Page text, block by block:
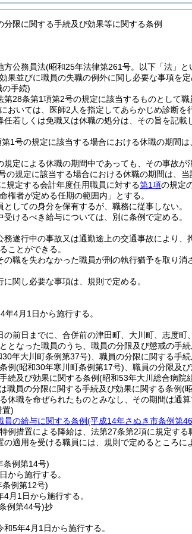
分限に関する手続及び効果等に関する条例
方公務員法(昭和25年法律第261号。以下「法」と
果並びに職員の失職の例外に関し必要な事項を定
の手続)
第28条第1項第2号の規定に該当するものとして
おいては、医師2人を指定してあらかじめ診断を
任若しくは免職又は休職の処分は、その旨を記載
1号の規定に該当する場合における休職の期間
規定による休職の期間中であっても、その事故が
の規定に該当する場合における休職の期間は、当
規定する会計年度任用職員に対する第1項の規定
権者が定める任期の範囲内」とする。
としての身分を保有するが、職務に従事しない。
けるべき給与については、別に条例で定める。
務遂行中の事故又は通勤途上の交通事故により
ことができる。
の職を失わなかった職員が刑の執行猶予を取り消
に関し必要な事項は、規則で定める。
年4月1日から施行する。
の前日までに、合併前の津田町、大川町、志度町
となった職員のうち、職員の分限及び懲戒の手
30年大川町条例第37号) 、職員の分限に関する手
例(昭和30年寒川町条例第17号) 、職員の分限及
続及び効果に関する条例(昭和53年大川総合病院
職員の分限に関する手続及び効果に関する条例(
休職を命ぜられたものとみなし、その期間は通算
置)
員の給与に関する条例(平成14年さぬき市条例第
例措置による降給は、法第27条第2項に規定する
の適用を受ける職員には、規則で定めるところ
条例第14号)
から施行する。
条例第12号)
月1日から施行する。
例第44号)抄
和5年4月1日から施行する。